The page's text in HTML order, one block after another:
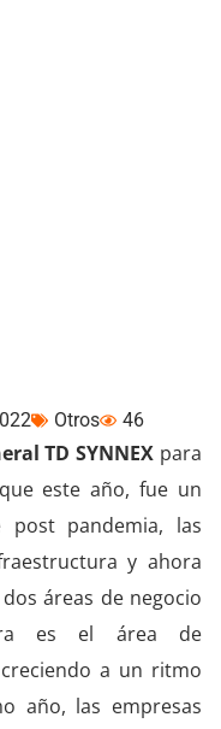
Otros 46
TD SYNNEX para
este año, fue un
pandemia, las
y ahora
áreas de negocio
es el área de
a un ritmo
año, las empresas